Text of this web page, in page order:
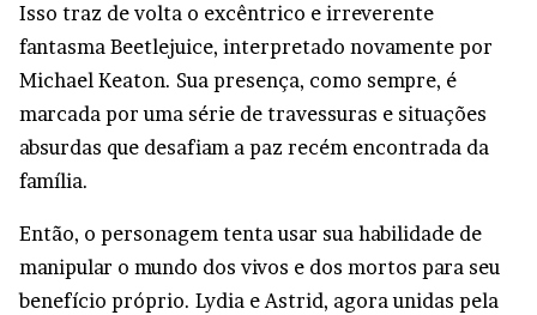
Isso traz de volta o excêntrico e irreverente
fantasma Beetlejuice, interpretado novamente por
Michael Keaton. Sua presença, como sempre, é
marcada por uma série de travessuras e situações
absurdas que desafiam a paz recém encontrada da
família.
Então, o personagem tenta usar sua habilidade de
manipular o mundo dos vivos e dos mortos para seu
benefício próprio. Lydia e Astrid, agora unidas pela